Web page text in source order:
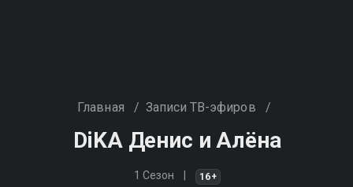
Главная / Записи ТВ-эфиров /
DiKA Денис и Алёна
1 Сезон 16+